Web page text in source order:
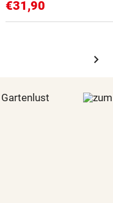
€31,90
chevron_right